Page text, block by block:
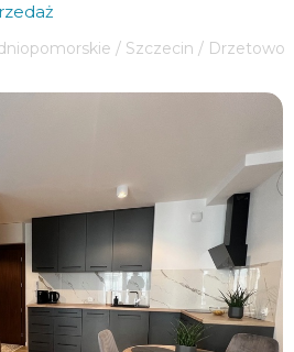
/ Szczecin / Drzetowo